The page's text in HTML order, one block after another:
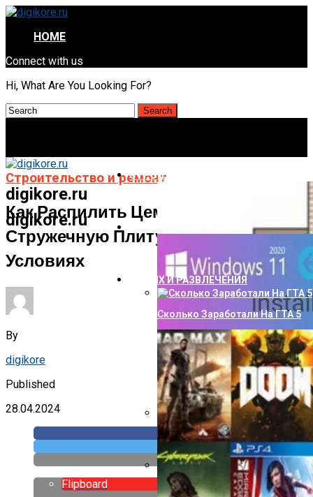
HOME
Connect with us
Hi, What Are You Looking For?
digikore.ru
digikore.ru
СТРОИТЕЛЬСТВО И РЕМОНТ
Как Сделать Водопровод В
Правильное Использование
ОТДЫХ И РАЗВЛЕЧЕНИЯ
Сколько Заработали На ГТА 5
Строительство и ремонт
Как Распилить Цементно-
Стружечную Плиту В Домашних
Условиях
By
digikore
Published
28.04.2024
Flipboard